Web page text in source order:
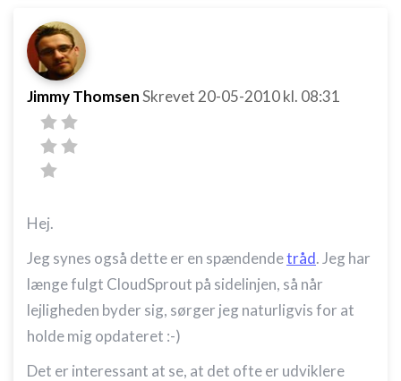
Jimmy ThomsenSkrevet 20-05-2010kl. 08:31
Hej.
Jeg synes også dette er en spændendetråd. Jeg har
længe fulgt CloudSprout på sidelinjen, så når
lejligheden byder sig, sørger jeg naturligvis for at
holde mig opdateret :-)
Det er interessant at se, at det ofte er udviklere